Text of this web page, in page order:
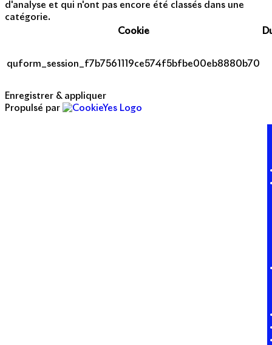
d'analyse et qui n'ont pas encore été classés dans une
catégorie.
Cookie
quform_session_f7b7561119ce574f5bfbe00eb8880b70
Enregistrer & appliquer
Propulsé par